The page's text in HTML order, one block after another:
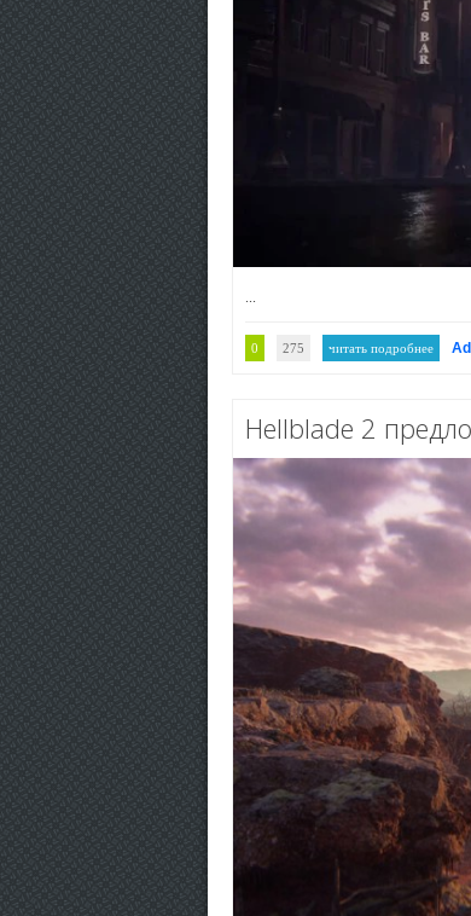
...
0 275 читать подробнее
Hellblade 2